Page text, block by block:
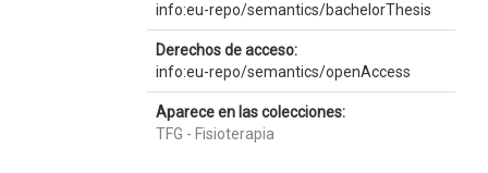
info:eu-repo/semantics/bachelorThesis
Derechos de acceso:
info:eu-repo/semantics/openAccess
Aparece en las colecciones:
TFG - Fisioterapia